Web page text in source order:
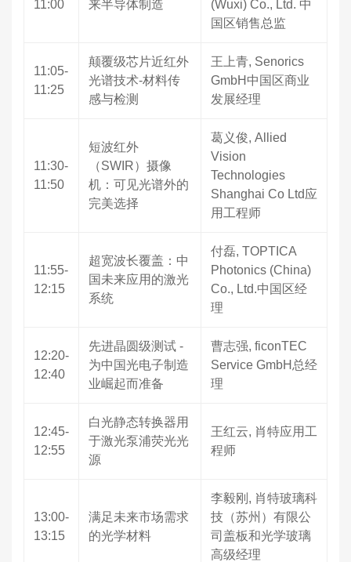
11:00 来半导体制造
(Wuxi) Co., Ltd. 中
国区销售总监
11:05-
11:25
颠覆级芯片近红外
光谱技术-材料传
感与检测
王上青, Senorics
GmbH中国区商业
发展经理
11:30-
11:50
短波红外
（SWIR）摄像
机：可见光谱外的
完美选择
葛义俊, Allied
Vision
Technologies
Shanghai Co Ltd应
用工程师
11:55-
12:15
超宽波长覆盖：中
国未来应用的激光
系统
付磊, TOPTICA
Photonics (China)
Co., Ltd.中国区经
理
12:20-
12:40
先进晶圆级测试 -
为中国光电子制造
业崛起而准备
曹志强, ficonTEC
Service GmbH总经
理
12:45-
12:55
白光静态转换器用
于激光泵浦荧光光
源
王红云, 肖特应用工
程师
13:00-
13:15
满足未来市场需求
的光学材料
李毅刚, 肖特玻璃科
技（苏州）有限公
司盖板和光学玻璃
高级经理